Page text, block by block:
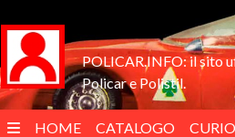
POLICAR.INFO: il sito
Policar e Polistil.
HOME CATALOGO